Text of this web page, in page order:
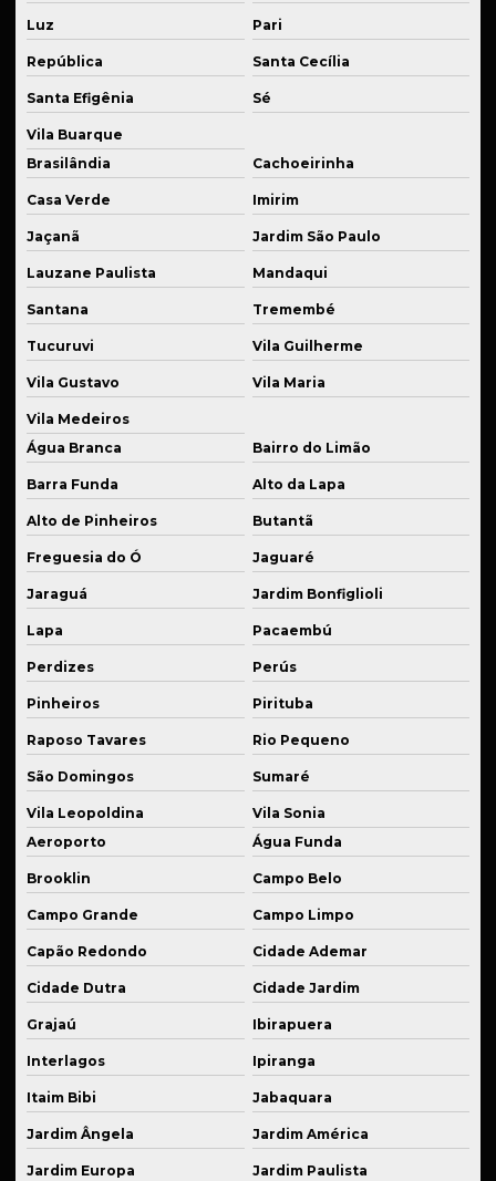
Fabricante de flanges usinadas
Fabricante de peças em cnc
Fabricante de peças para indústria de embalagens
Fabricante de peças mecânicas
Fabricante de peças para setor alimentício
Fabricante de sistema de suspensão
Fabricante de sistemas de suspensão especiais
Fabricante de suspensão a ar
Fornecedor de componentes para suspensão esportiva
Fornecedor de eixos usinados
Fornecedor de kits para suspensão
Fornecedor de molas para suspensão esportiva
Fornecedor de peças industriais plásticas
Fornecedor de peças em latão industrial
Fornecedor de peças de reposição industrial
Fornecedor de serviços de soldagem técnica
Fornecedor de usinagem industrial
Industrialização de peças
Kit de suspensão esportiva
Manutenção de equipamentos
Manutenção de equipamentos industriais
Manutenção de máquina industrial
Manutenção de peças mecânicas
Peças para automação usinadas
Peças industriais em bronze sob medida
Peças industriais sob medida
Peças para montagem de suspensão esportiva
Peças técnicas para equipamentos
Peças usinadas para suspensão fixa
Luz Pari
República Santa Cecília
Santa Efigênia Sé
Vila Buarque
Brasilândia
Cachoeirinha
Casa Verde Imirim
Jaçanã Jardim São Paulo
Lauzane Paulista Mandaqui
Santana Tremembé
Tucuruvi Vila Guilherme
Vila Gustavo Vila Maria
Vila Medeiros
Água Branca
Bairro do Limão
Barra Funda Alto da Lapa
Alto de Pinheiros Butantã
Freguesia do Ó Jaguaré
Jaraguá Jardim Bonfiglioli
Lapa Pacaembú
Perdizes Perús
Pinheiros Pirituba
Raposo Tavares Rio Pequeno
São Domingos Sumaré
Vila Leopoldina
Vila Sonia
Aeroporto
Água Funda
Brooklin Campo Belo
Campo Grande Campo Limpo
Capão Redondo Cidade Ademar
Cidade Dutra Cidade Jardim
Grajaú Ibirapuera
Interlagos Ipiranga
Itaim Bibi Jabaquara
Jardim Ângela Jardim América
Jardim Europa Jardim Paulista